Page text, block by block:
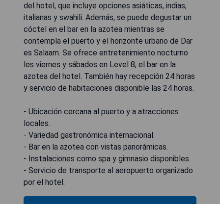
del hotel, que incluye opciones asiáticas, indias,
italianas y swahili. Además, se puede degustar un
cóctel en el bar en la azotea mientras se
contempla el puerto y el horizonte urbano de Dar
es Salaam. Se ofrece entretenimiento nocturno
los viernes y sábados en Level 8, el bar en la
azotea del hotel. También hay recepción 24 horas
y servicio de habitaciones disponible las 24 horas.
- Ubicación cercana al puerto y a atracciones
locales.
- Variedad gastronómica internacional.
- Bar en la azotea con vistas panorámicas.
- Instalaciones como spa y gimnasio disponibles.
- Servicio de transporte al aeropuerto organizado
por el hotel.